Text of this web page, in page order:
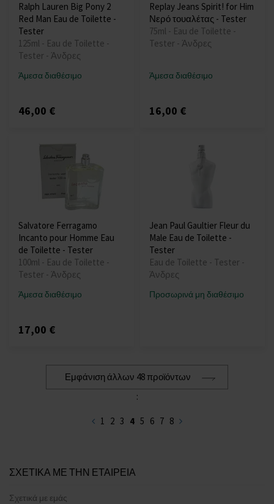
Ralph Lauren Big Pony 2
Red Man Eau de Toilette -
Tester
125ml - Eau de Toilette -
Tester - Άνδρες
Άμεσα διαθέσιμο
46,00 €
Replay Jeans Spirit! for Him
Νερό τουαλέτας - Tester
75ml - Eau de Toilette -
Tester - Άνδρες
Άμεσα διαθέσιμο
16,00 €
Salvatore Ferragamo
Incanto pour Homme Eau
de Toilette - Tester
100ml - Eau de Toilette -
Tester - Άνδρες
Άμεσα διαθέσιμο
17,00 €
Jean Paul Gaultier Fleur du
Male Eau de Toilette -
Tester
Eau de Toilette - Tester -
Άνδρες
Προσωρινά μη διαθέσιμο
Εμφάνιση άλλων 48 προϊόντων
:
1 2 3 4 5 6 7 8
ΣΧΕΤΙΚΑ ΜΕ ΤΗΝ ΕΤΑΙΡΕΙΑ
Σχετικά με εμάς